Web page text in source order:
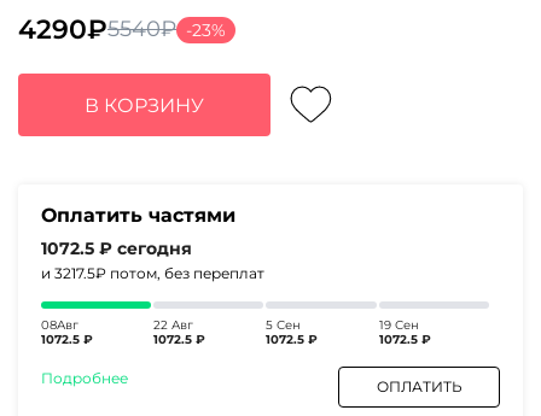
5540₽
Первоначальная
цена
составляла
5540₽.
4290₽
Текущая
цена:
4290₽.
-23%
В КОРЗИНУ
Оплатить частями
1072.5 ₽ сегодня
и 3217.5₽ потом, без переплат
08Авг
1072.5 ₽
22 Авг
1072.5 ₽
5 Сен
1072.5 ₽
19 Сен
1072.5 ₽
Подробнее ОПЛАТИТЬ